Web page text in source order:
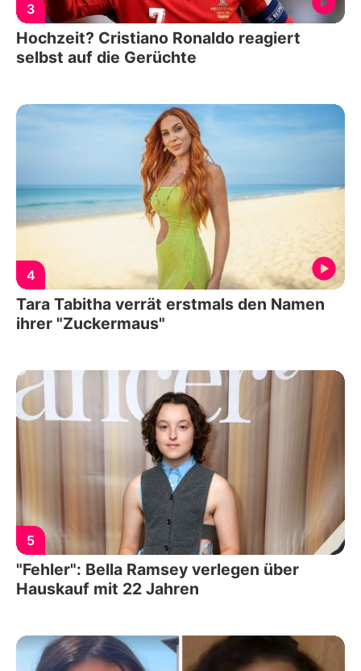
3
Hochzeit? Cristiano Ronaldo reagiert
selbst auf die Gerüchte
4
Tara Tabitha verrät erstmals den Namen
ihrer "Zuckermaus"
5
"Fehler": Bella Ramsey verlegen über
Hauskauf mit 22 Jahren